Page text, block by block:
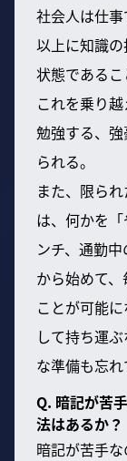
社会人は仕
以上に知識の
状態であるこ
これを乗り
勉強する、
られる。
また、限ら
は、何かを
ンチ、通勤
から始めて
ことが可能
して持ち運
な準備も忘れ
Q. 暗記が苦
法はあるか？
暗記が苦手